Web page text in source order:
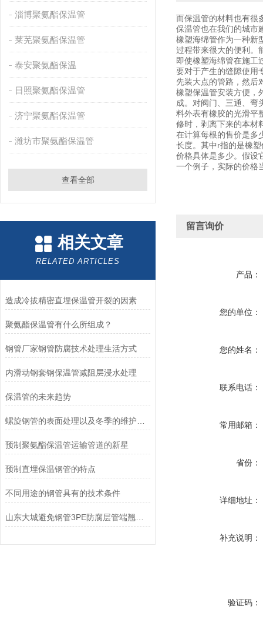
淄博聚氨酯保温管
莱芜聚氨酯保温管
泰安聚氨酯保温
日照聚氨酯保温管
济宁聚氨酯保温管
潍坊市聚氨酯保温管
查看全部
相关文章
RELATED ARTICLES
造成冷拔精密直埋保温管开裂的因素
聚氨酯保温管有什么所组成？
钢管厂家钢管防腐技术处理生活方式
内滑动钢套钢保温管减阻层浸水处理
保温管的未来趋势
预制聚氨酯保温管运输管道的新星
预制直埋保温钢管的特点
不同用途的钢管具有的技术条件
山东大城避免钢管3PE防腐层管端翘边的措施
而保温管的材料也有很
保温管也在我们的城市
橡塑海绵管作为一种新
过程带来很大的便利。
即使橡塑海绵管在施工
要对于产生的缝隙使用
先装大点的管路，然后
橡塑保温管安装方便，
成。对阀门、三通、弯
料外表有橡胶的光滑平
修时，剥离下来的本材
在计算每根的售价是多
长度。其中r指的是橡
价格具体是多少。假设
一个例子，实际的价格
留言询价
产品：
您的单位：
您的姓名：
联系电话：
常用邮箱：
省份：
详细地址：
补充说明：
验证码：